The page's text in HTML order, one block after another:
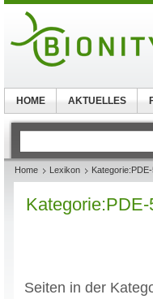
Home Lexikon
Seiten in der
HOME AKTUELLES